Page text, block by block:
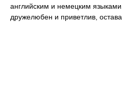
английским и немецким
дружелюбен и приветлив,